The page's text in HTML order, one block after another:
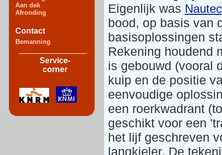
Aan dek
Afronding
Contact
Bemanning
Service-
corner
Eigenlijk was Nautec
bood, op basis van
basisoplossingen
Rekening houdend
is gebouwd (vooral
kuip en de positie
eenvoudige
een roerkwadrant
geschikt voor een
het lijf geschreven
langkieler. De